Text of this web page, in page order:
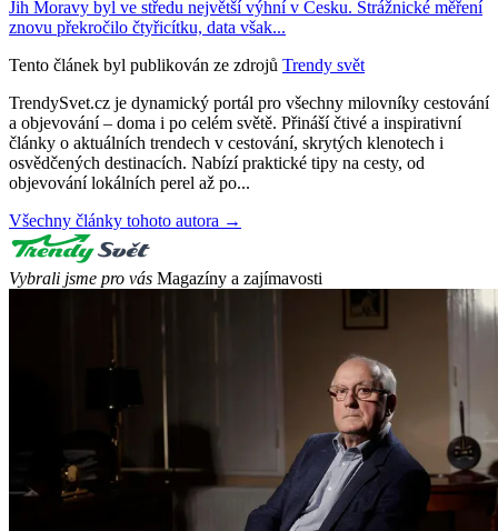
Jih Moravy byl ve středu největší výhní v Česku. Strážnické měření
znovu překročilo čtyřicítku, data však...
Tento článek byl publikován ze zdrojů Trendy svět
TrendySvet.cz je dynamický portál pro všechny milovníky cestování
a objevování – doma i po celém světě. Přináší čtivé a inspirativní
články o aktuálních trendech v cestování, skrytých klenotech i
osvědčených destinacích. Nabízí praktické tipy na cesty, od
objevování lokálních perel až po...
Všechny články tohoto autora →
Vybrali jsme pro vás Magazíny a zajímavosti